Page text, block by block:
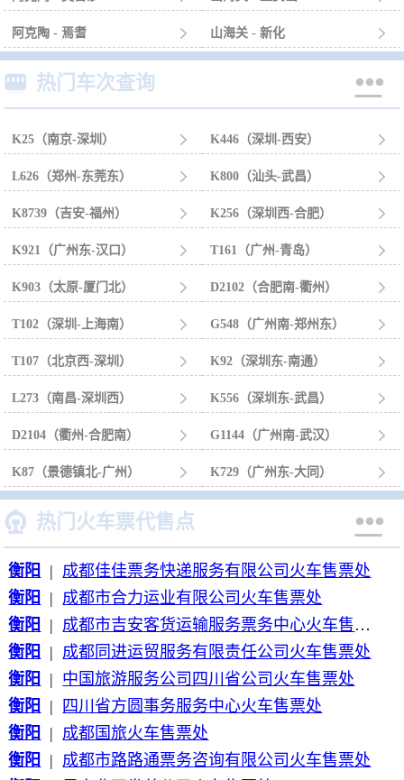
阿克陶 - 焉耆  山海关 - 新化 
 热门车次查询 
K25（南京-深圳）  K446（深圳-西安） 
L626（郑州-东莞东）  K800（汕头-武昌） 
K8739（吉安-福州）  K256（深圳西-合肥） 
K921（广州东-汉口）  T161（广州-青岛） 
K903（太原-厦门北）  D2102（合肥南-衢州） 
T102（深圳-上海南）  G548（广州南-郑州东） 
T107（北京西-深圳）  K92（深圳东-南通） 
L273（南昌-深圳西）  K556（深圳东-武昌） 
D2104（衢州-合肥南）  G1144（广州南-武汉） 
K87（景德镇北-广州）  K729（广州东-大同） 
 热门火车票代售点 
衡阳 | 成都佳佳票务快递服务有限公司火车售票处
衡阳
| 成都市合力运业有限公司火车售票处
衡阳
| 成都市吉安客货运输服务票务中心火车售票处
衡阳
| 成都同进运贸服务有限责任公司火车售票处
衡阳
| 中国旅游服务公司四川省公司火车售票处
衡阳
|
四川省方圆事务服务中心火车售票处
衡阳
| 成都国旅火车售票处
衡阳
| 成都市路路通票务咨询有限公司火车售票处